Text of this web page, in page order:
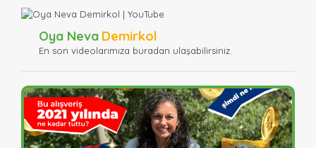
Oya Neva Demirkol
En son videolarımıza buradan ulaşabilirsiniz.